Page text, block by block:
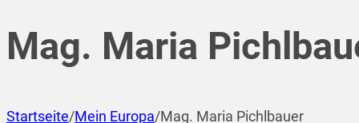
Mag. Maria
Startseite/Mein Europa/Mag. Maria Pichlbauer